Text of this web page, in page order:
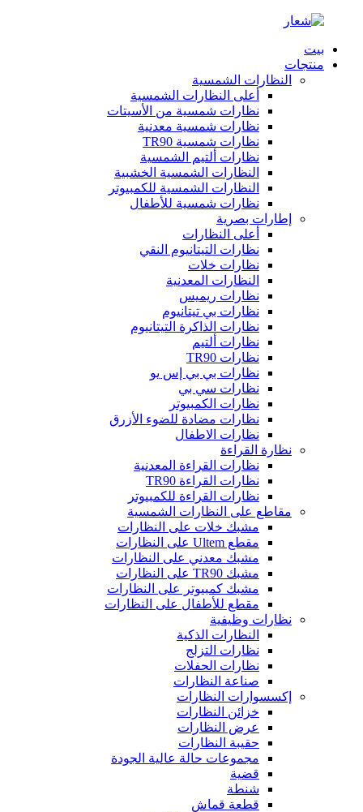
بيت
منتجات
النظارات الشمسية
أعلى النظارات الشمسية
نظارات شمسية من الأسيتات
نظارات شمسية معدنية
نظارات شمسية TR90
نظارات ألتيم الشمسية
النظارات الشمسية الخشبية
النظارات الشمسية للكمبيوتر
نظارات شمسية للأطفال
إطارات بصرية
أعلى النظارات
نظارات التيتانيوم النقي
نظارات خلات
النظارات المعدنية
نظارات ريميس
نظارات بي تيتانيوم
نظارات الذاكرة التيتانيوم
نظارات ألتيم
نظارات TR90
نظارات بي بي إس يو
نظارات سي بي
نظارات الكمبيوتر
نظارات مضادة للضوء الأزرق
نظارات الاطفال
نظارة القراءة
نظارات القراءة المعدنية
نظارات القراءة TR90
نظارات القراءة للكمبيوتر
مقاطع على النظارات الشمسية
مشبك خلات على النظارات
مقطع Ultem على النظارات
مشبك معدني على النظارات
مشبك TR90 على النظارات
مشبك كمبيوتر على النظارات
مقطع للأطفال على النظارات
نظارات وظيفية
النظارات الذكية
نظارات التزلج
نظارات الحفلات
صناعة النظارات
إكسسوارات النظارات
خزائن النظارات
عرض النظارات
حقيبة النظارات
مجموعات حالة عالية الجودة
قضية
شنطة
قطعة قماش